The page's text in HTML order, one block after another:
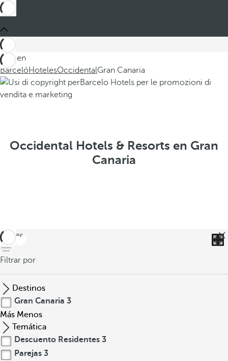
Está en
BarcelóHotelesOccidentalGran Canaria
Occidental Hotels & Resorts en Gran
Canaria
volver
Filtrar por
Destinos
Gran Canaria 3
Más Menos
Temática
Descuento Residentes 3
Parejas 3